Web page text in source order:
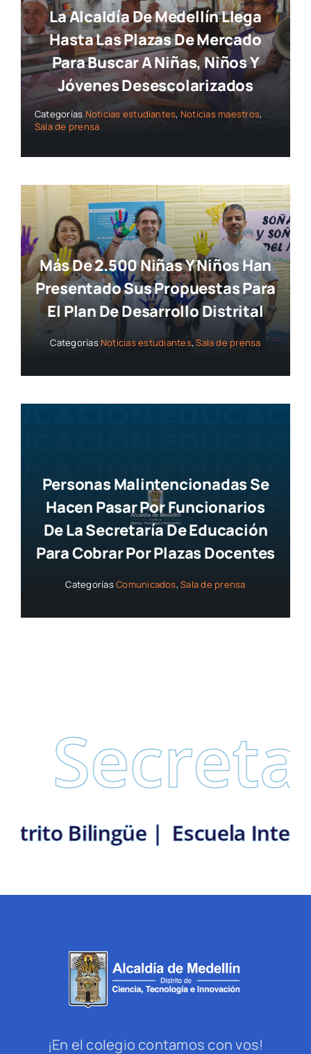
La Alcaldía De Medellín Llega
Hasta Las Plazas De Mercado
Para Buscar A Niñas, Niños Y
Jóvenes Desescolarizados
Categorías Noticias estudiantes, Noticias maestros,
Sala de prensa
Más De 2.500 Niñas Y Niños Han
Presentado Sus Propuestas Para
El Plan De Desarrollo Distrital
Categorías Noticias estudiantes,Sala de prensa
Personas Malintencionadas Se
Hacen Pasar Por Funcionarios
De La Secretaría De Educación
Para Cobrar Por Plazas Docentes
CategoríasComunicados,Sala de prensa
Distrito Bilingüe |
¡En el colegio contamos con vos!